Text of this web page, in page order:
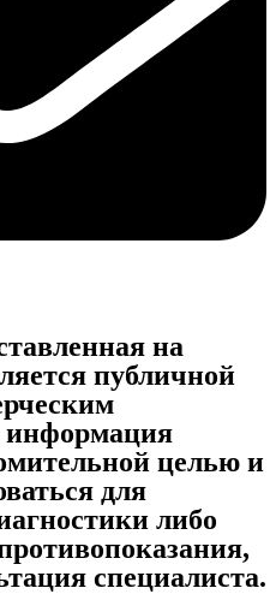
на
публичной
информация
целью и
для
либо
специалиста.